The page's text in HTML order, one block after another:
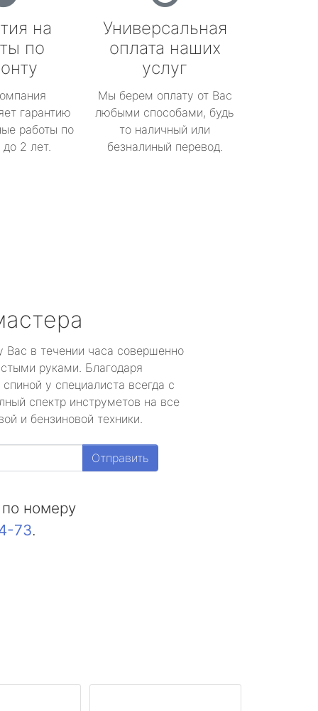
на
по
гарантию
работы по
2 лет.
Универсальная
оплата наших
услуг
Мы берем оплату от Вас
любыми способами, будь
то наличный или
безналиный перевод.
Вас в течении часа совершенно
руками. Благодаря
у специалиста всегда с
спектр инструметов на все
и бензиновой техники.
Отправить
номеру
73.